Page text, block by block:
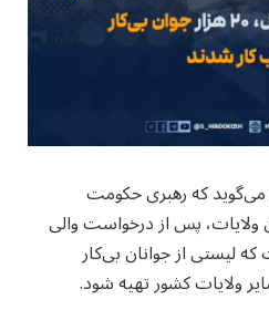
می‌گوید که رهبری حکومت
ولایات، پس از درخواست والی
لیستی از جوانان بی‌کار
ولایات کشور تهیه شود.